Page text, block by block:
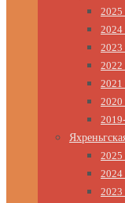
2025
2024
2023
2022
2021
2020
2025
2024
2023